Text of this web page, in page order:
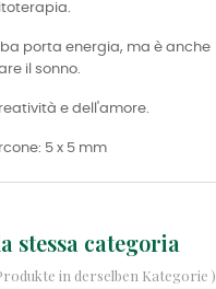
porta energia, ma è anche
il sonno.
e dell'amore.
5 x 5 mm
stessa categoria
in derselben Kategorie )